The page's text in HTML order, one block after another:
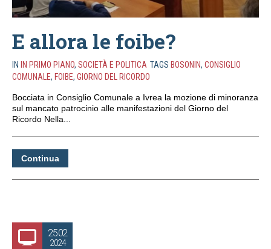
E allora le foibe?
IN IN PRIMO PIANO, SOCIETÀ E POLITICA TAGS BOSONIN, CONSIGLIO
COMUNALE, FOIBE, GIORNO DEL RICORDO
Bocciata in Consiglio Comunale a Ivrea la mozione di minoranza
sul mancato patrocinio alle manifestazioni del Giorno del
Ricordo Nella...
Continua
25.02
2024